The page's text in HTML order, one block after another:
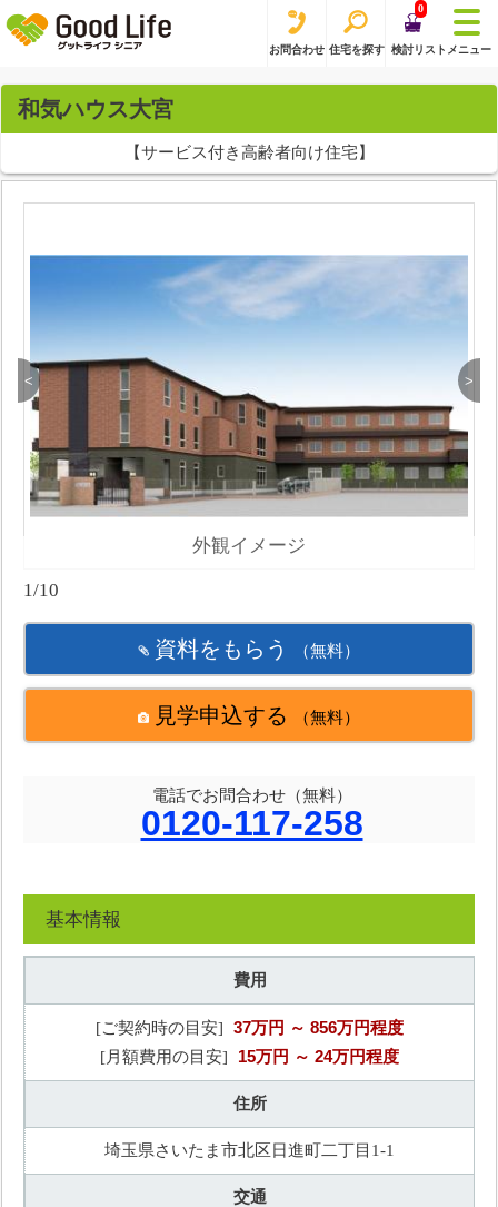
お問合わせ 住宅を探す
0
検討リスト メニュー
和気ハウス大宮
【サービス付き高齢者向け住宅】
<
外観イメージ
>
1/10
資料をもらう （無料）
見学申込する （無料）
電話でお問合わせ（無料）
0120-117-258
基本情報
費用
[ご契約時の目安] 37万円 ～ 856万円程度
[月額費用の目安] 15万円 ～ 24万円程度
住所
埼玉県さいたま市北区日進町二丁目1-1
交通